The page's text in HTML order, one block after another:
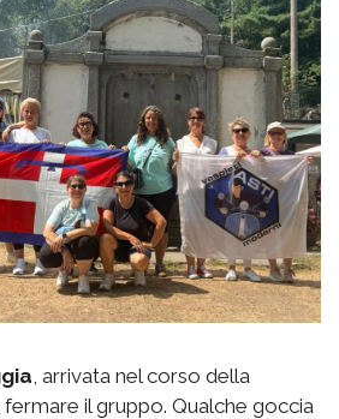
, arrivata nel corso della
il gruppo. Qualche goccia